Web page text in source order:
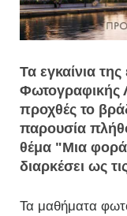
Τα εγκαίνια
Φωτογραφικής
προχθές το
παρουσία
θέμα "Μια φορά
διαρκέσει ως
Τα μαθήματα